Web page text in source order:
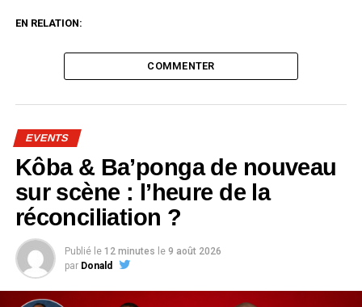
EN RELATION:
COMMENTER
EVENTS
Kôba & Ba’ponga de nouveau
sur scène : l’heure de la
réconciliation ?
Publié le 12 minutes le 9 août 2026
par Donald